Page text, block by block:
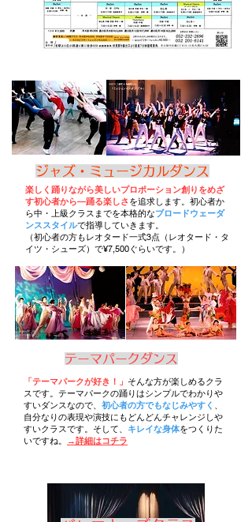
ジャズ・ミュージカルダンス
楽しく踊りながら美しいプロポーション創りをめざ
す初心者から―踊る楽しさ を追求します。初心者か
ら中・上級クラスまでを本格的なブロードウェーダ
ンススタイルで指導していきます。
（初心者の方もレオタード一式3点（レオタード・タ
イツ・シューズ）で¥7,500ぐらいです。）
​テーマパークダンス
「テーマパークが好き！」 そんな方が楽しめるクラ
スです。テーマパークの踊りはシンプルでわかりや
すいダンスなので、 初心者の方でもなじみやすく
自分なりの表現や演技にもどんどんチャレンジしや
すいクラスです。そして、 キレイな身体をつくりた
いですね。
→詳細はコチラ